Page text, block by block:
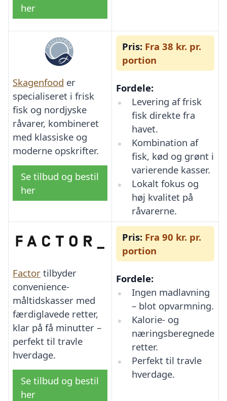
her
Skagenfood er
specialiseret i frisk
fisk og nordjyske
råvarer, kombineret
med klassiske og
moderne opskrifter.
Se tilbud og bestil
her
Pris: Fra 38 kr. pr.
portion
Fordele:
Levering af frisk
fisk direkte fra
havet.
Kombination af
fisk, kød og grønt i
varierende kasser.
Lokalt fokus og
høj kvalitet på
råvarerne.
Factor tilbyder
convenience-
måltidskasser med
færdiglavede retter,
klar på få minutter –
perfekt til travle
hverdage.
Se tilbud og bestil
her
Pris: Fra 90 kr. pr.
portion
Fordele:
Ingen madlavning
– blot opvarmning.
Kalorie- og
næringsberegnede
retter.
Perfekt til travle
hverdage.